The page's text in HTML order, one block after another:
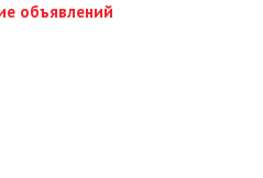
объявлений